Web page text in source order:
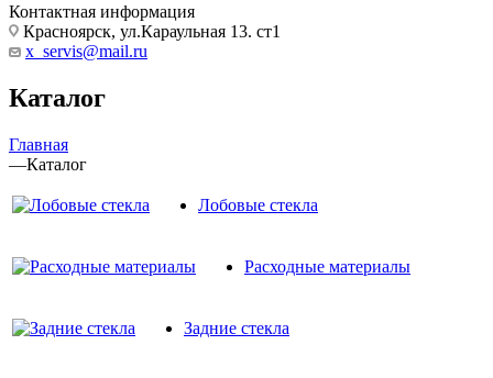
Контактная информация
Красноярск, ул.Караульная 13. ст1
x_servis@mail.ru
Каталог
Главная
—Каталог
Лобовые стекла
Расходные материалы
Задние стекла